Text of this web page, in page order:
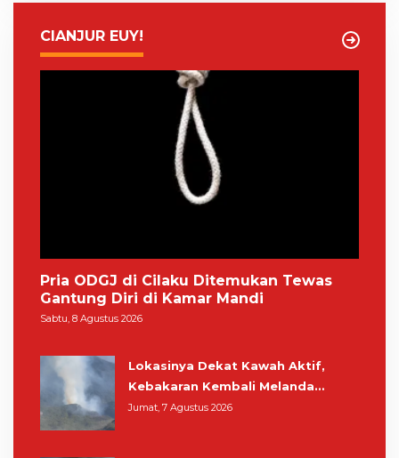
CIANJUR EUY!
Pria ODGJ di Cilaku Ditemukan Tewas
Gantung Diri di Kamar Mandi
Sabtu, 8 Agustus 2026
Lokasinya Dekat Kawah Aktif,
Kebakaran Kembali Melanda
Kawasan Gunung Gede Pangrango
Jumat, 7 Agustus 2026